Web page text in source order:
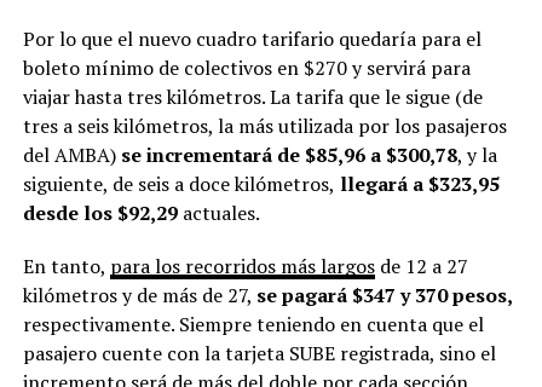
Por lo que el nuevo cuadro tarifario quedaría para el
boleto mínimo de colectivos en $270 y servirá para
viajar hasta tres kilómetros. La tarifa que le sigue (de
tres a seis kilómetros, la más utilizada por los pasajeros
del AMBA) se incrementará de $85,96 a $300,78, y la
siguiente, de seis a doce kilómetros, llegará a $323,95
desde los $92,29actuales.
En tanto, para los recorridos más largosde 12 a 27
kilómetros y de más de 27, se pagará $347 y 370 pesos,
respectivamente. Siempre teniendo en cuenta que el
pasajero cuente con la tarjeta SUBE registrada, sino el